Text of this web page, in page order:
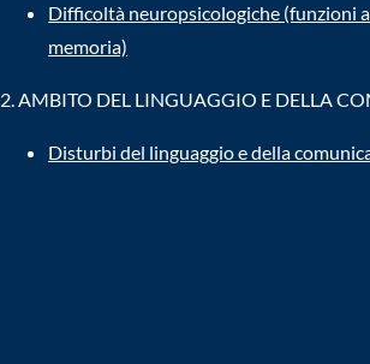
Difficoltà neuropsicologiche (funzioni
memoria)
2.AMBITO DEL LINGUAGGIO E DELLA
Disturbi del linguaggio e della